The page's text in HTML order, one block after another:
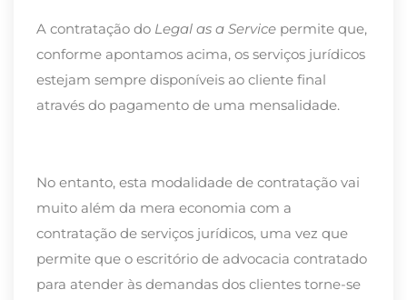
A contratação do Legal as a Service permite que,
conforme apontamos acima, os serviços jurídicos
estejam sempre disponíveis ao cliente final
através do pagamento de uma mensalidade.
No entanto, esta modalidade de contratação vai
muito além da mera economia com a
contratação de serviços jurídicos, uma vez que
permite que o escritório de advocacia contratado
para atender às demandas dos clientes torne-se